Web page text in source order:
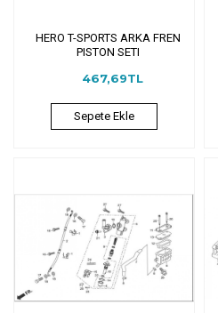
HERO T-SPORTS ARKA FREN
PISTON SETI
467,69TL
Sepete Ekle